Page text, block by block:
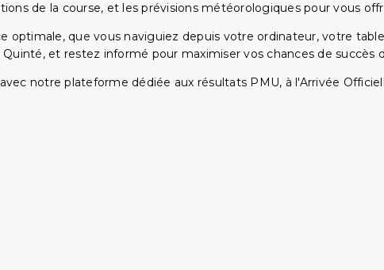
de la course, et les prévisions météorologiques pour vous
optimale, que vous naviguiez depuis votre ordinateur, votre
et restez informé pour maximiser vos chances de succès
notre plateforme dédiée aux résultats PMU, à l'Arrivée